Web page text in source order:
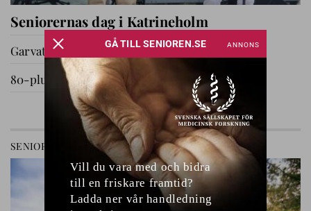
Seniorernas dag i Katrineholm
Garvat i Ryssby
80-plussare på utflykt
GÅ TILL AVDELNING
SENIOREN RELATIONER